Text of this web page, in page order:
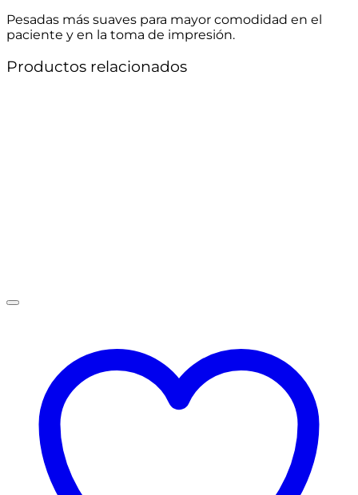
Pesadas más suaves para mayor comodidad en el
paciente y en la toma de impresión.
Productos relacionados